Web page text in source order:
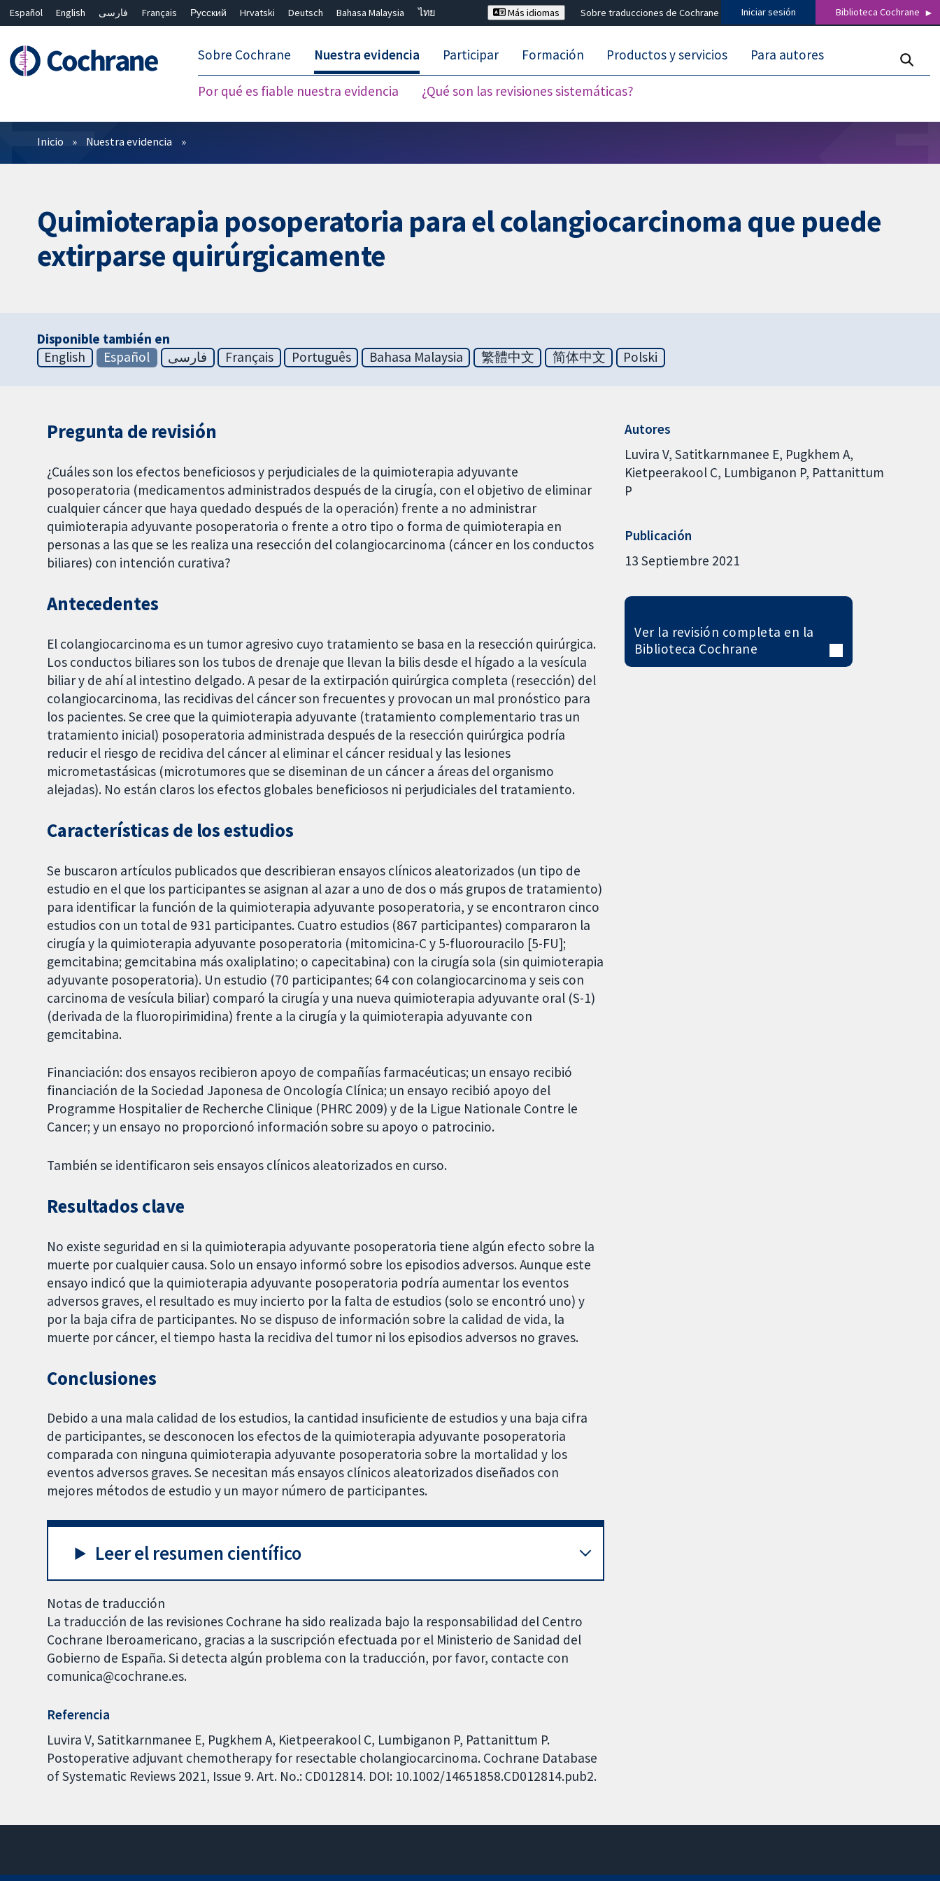
Español English فارسی Français Русский Hrvatski Deutsch Bahasa Malaysia
ไทย
Más idiomas Sobre traducciones de Cochrane Iniciar sesión Biblioteca Cochrane
Sobre Cochrane Nuestra evidencia
Por qué es fiable nuestra evidencia ¿Qué son las revisiones sistemáticas?
Participar Formación Productos y servicios Para autores
Filtros
Inicio Nuestra evidencia
Quimioterapia posoperatoria para el colangiocarcinoma que puede
extirparse quirúrgicamente
Disponible también en
English
Español فارسی Français Português Bahasa Malaysia 繁體中文 简体中文 Polski
Pregunta de revisión
¿Cuáles son los efectos beneficiosos y perjudiciales de la quimioterapia adyuvante
posoperatoria (medicamentos administrados después de la cirugía, con el objetivo de eliminar
cualquier cáncer que haya quedado después de la operación) frente a no administrar
quimioterapia adyuvante posoperatoria o frente a otro tipo o forma de quimioterapia en
personas a las que se les realiza una resección del colangiocarcinoma (cáncer en los conductos
biliares) con intención curativa?
Antecedentes
El colangiocarcinoma es un tumor agresivo cuyo tratamiento se basa en la resección quirúrgica.
Los conductos biliares son los tubos de drenaje que llevan la bilis desde el hígado a la vesícula
biliar y de ahí al intestino delgado. A pesar de la extirpación quirúrgica completa (resección) del
colangiocarcinoma, las recidivas del cáncer son frecuentes y provocan un mal pronóstico para
los pacientes. Se cree que la quimioterapia adyuvante (tratamiento complementario tras un
tratamiento inicial) posoperatoria administrada después de la resección quirúrgica podría
reducir el riesgo de recidiva del cáncer al eliminar el cáncer residual y las lesiones
micrometastásicas (microtumores que se diseminan de un cáncer a áreas del organismo
alejadas). No están claros los efectos globales beneficiosos ni perjudiciales del tratamiento.
Características de los estudios
Se buscaron artículos publicados que describieran ensayos clínicos aleatorizados (un tipo de
estudio en el que los participantes se asignan al azar a uno de dos o más grupos de tratamiento)
para identificar la función de la quimioterapia adyuvante posoperatoria, y se encontraron cinco
estudios con un total de 931 participantes. Cuatro estudios (867 participantes) compararon la
cirugía y la quimioterapia adyuvante posoperatoria (mitomicina-C y 5-fluorouracilo [5-FU];
gemcitabina; gemcitabina más oxaliplatino; o capecitabina) con la cirugía sola (sin quimioterapia
adyuvante posoperatoria). Un estudio (70 participantes; 64 con colangiocarcinoma y seis con
carcinoma de vesícula biliar) comparó la cirugía y una nueva quimioterapia adyuvante oral (S-1)
(derivada de la fluoropirimidina) frente a la cirugía y la quimioterapia adyuvante con
gemcitabina.
Financiación: dos ensayos recibieron apoyo de compañías farmacéuticas; un ensayo recibió
financiación de la Sociedad Japonesa de Oncología Clínica; un ensayo recibió apoyo del
Programme Hospitalier de Recherche Clinique (PHRC 2009) y de la Ligue Nationale Contre le
Cancer; y un ensayo no proporcionó información sobre su apoyo o patrocinio.
También se identificaron seis ensayos clínicos aleatorizados en curso.
Resultados clave
No existe seguridad en si la quimioterapia adyuvante posoperatoria tiene algún efecto sobre la
muerte por cualquier causa. Solo un ensayo informó sobre los episodios adversos. Aunque este
ensayo indicó que la quimioterapia adyuvante posoperatoria podría aumentar los eventos
adversos graves, el resultado es muy incierto por la falta de estudios (solo se encontró uno) y
por la baja cifra de participantes. No se dispuso de información sobre la calidad de vida, la
muerte por cáncer, el tiempo hasta la recidiva del tumor ni los episodios adversos no graves.
Conclusiones
Debido a una mala calidad de los estudios, la cantidad insuficiente de estudios y una baja cifra
de participantes, se desconocen los efectos de la quimioterapia adyuvante posoperatoria
comparada con ninguna quimioterapia adyuvante posoperatoria sobre la mortalidad y los
eventos adversos graves. Se necesitan más ensayos clínicos aleatorizados diseñados con
mejores métodos de estudio y un mayor número de participantes.
Leer el resumen científico
Notas de traducción
La traducción de las revisiones Cochrane ha sido realizada bajo la responsabilidad del Centro
Cochrane Iberoamericano, gracias a la suscripción efectuada por el Ministerio de Sanidad del
Gobierno de España. Si detecta algún problema con la traducción, por favor, contacte con
comunica@cochrane.es.
Referencia
Luvira V, Satitkarnmanee E, Pugkhem A, Kietpeerakool C, Lumbiganon P, Pattanittum P.
Postoperative adjuvant chemotherapy for resectable cholangiocarcinoma. Cochrane Database
of Systematic Reviews 2021, Issue 9. Art. No.: CD012814. DOI: 10.1002/14651858.CD012814.pub2.
Autores
Luvira V Satitkarnmanee E Pugkhem A
Kietpeerakool C Lumbiganon P Pattanittum
P
Publicación
13 Septiembre 2021
Ver la revisión completa en la
Biblioteca Cochrane